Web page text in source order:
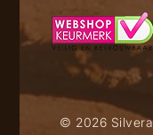
© 2026